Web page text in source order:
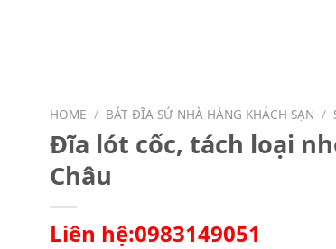
HOME / BÁT ĐĨA SỨ NHÀ HÀNG KHÁCH SẠN /
Đĩa lót cốc, tách loại
Châu
Liên hệ:0983149051